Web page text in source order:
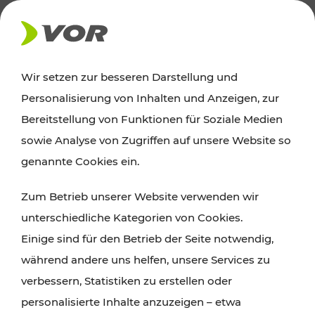
AKTUELLES
News
Alle wichtigen Meldungen zu Fahrplanänderungen,
finden Sie hier im Überblick.
Wir setzen zur besseren Darstellung und
Personalisierung von Inhalten und Anzeigen, zur
Bereitstellung von Funktionen für Soziale Medien
sowie Analyse von Zugriffen auf unsere Website so
genannte Cookies ein.
Zum Betrieb unserer Website verwenden wir
unterschiedliche Kategorien von Cookies.
Einige sind für den Betrieb der Seite notwendig,
während andere uns helfen, unsere Services zu
verbessern, Statistiken zu erstellen oder
personalisierte Inhalte anzuzeigen – etwa